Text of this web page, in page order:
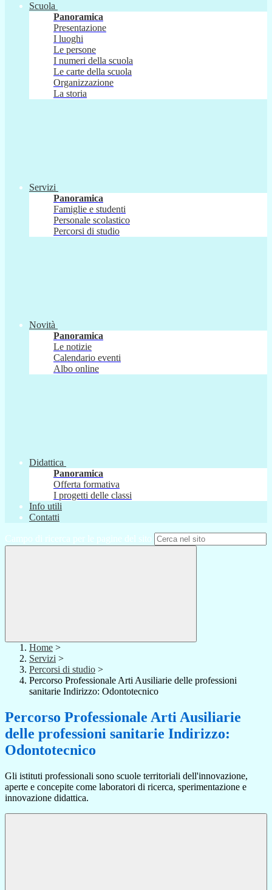
Scuola
Panoramica
Presentazione
I luoghi
Le persone
I numeri della scuola
Le carte della scuola
Organizzazione
La storia
Servizi
Panoramica
Famiglie e studenti
Personale scolastico
Percorsi di studio
Novità
Panoramica
Le notizie
Calendario eventi
Albo online
Didattica
Panoramica
Offerta formativa
I progetti delle classi
Info utili
Contatti
Campo di ricerca per le pagine del sito
Home >
Servizi >
Percorsi di studio >
Percorso Professionale Arti Ausiliarie delle professioni
sanitarie Indirizzo: Odontotecnico
Percorso Professionale Arti Ausiliarie
delle professioni sanitarie Indirizzo:
Odontotecnico
Gli istituti professionali sono scuole territoriali dell'innovazione,
aperte e concepite come laboratori di ricerca, sperimentazione e
innovazione didattica.